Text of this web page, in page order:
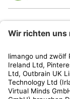
Kundenservice
Shop